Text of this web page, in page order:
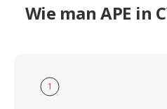
Wie man APE in
1